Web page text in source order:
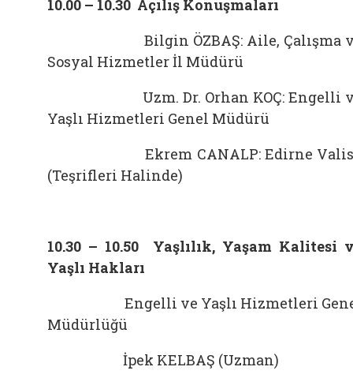
10.00 – 10.30 Açılış Konuşmaları
Bilgin ÖZBAŞ: Aile, Çalışma
Sosyal Hizmetler İl Müdürü
Uzm. Dr. Orhan KOÇ: Engelli
Yaşlı Hizmetleri Genel Müdürü
Ekrem CANALP: Edirne
(Teşrifleri Halinde)
10.30 – 10.50 Yaşlılık, Yaşam Kalitesi
Yaşlı Hakları
Engelli ve Yaşlı Hizmetleri
Müdürlüğü
İpek KELBAŞ (Uzman)